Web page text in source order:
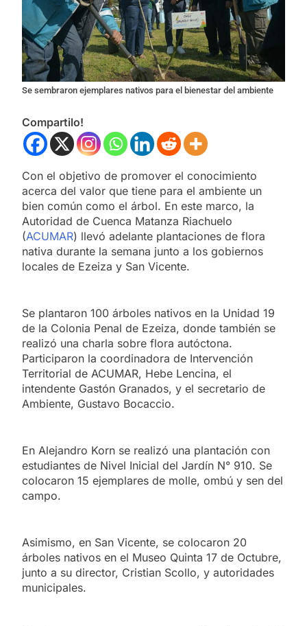
Se sembraron ejemplares nativos para el bienestar del ambiente
Compartilo!
Con el objetivo de promover el conocimiento
acerca del valor que tiene para el ambiente un
bien común como el árbol. En este marco, la
Autoridad de Cuenca Matanza Riachuelo
(ACUMAR) llevó adelante plantaciones de flora
nativa durante la semana junto a los gobiernos
locales de Ezeiza y San Vicente.
Se plantaron 100 árboles nativos en la Unidad 19
de la Colonia Penal de Ezeiza, donde también se
realizó una charla sobre flora autóctona.
Participaron la coordinadora de Intervención
Territorial de ACUMAR, Hebe Lencina, el
intendente Gastón Granados, y el secretario de
Ambiente, Gustavo Bocaccio.
En Alejandro Korn se realizó una plantación con
estudiantes de Nivel Inicial del Jardín N° 910. Se
colocaron 15 ejemplares de molle, ombú y sen del
campo.
Asimismo, en San Vicente, se colocaron 20
árboles nativos en el Museo Quinta 17 de Octubre,
junto a su director, Cristian Scollo, y autoridades
municipales.